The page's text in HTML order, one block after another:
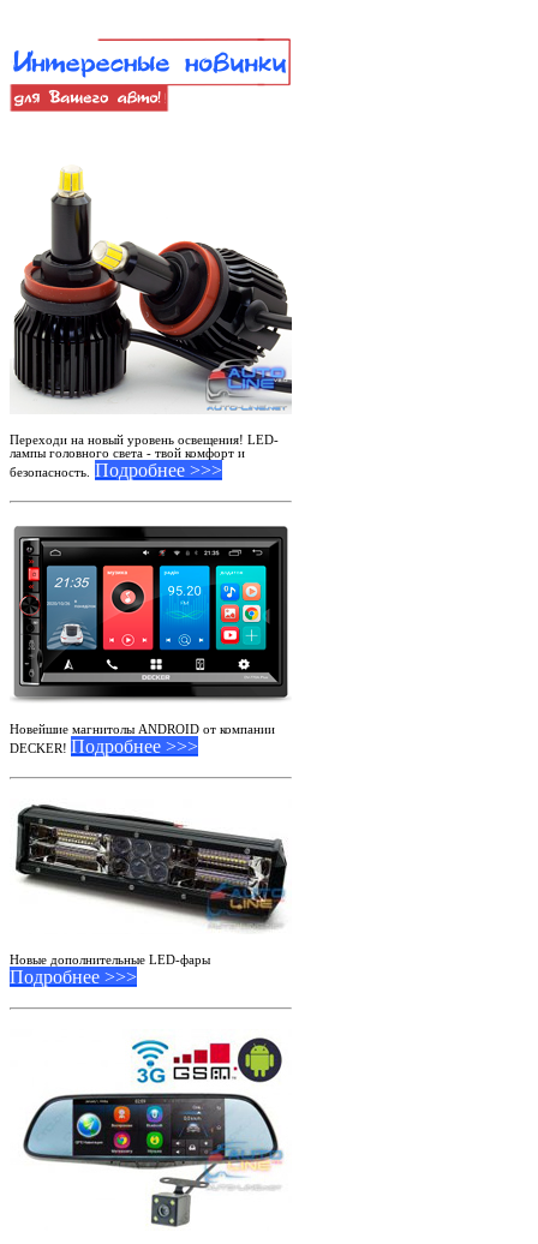
Переходи на новый уровень освещения! LED-
лампы головного света - твой комфорт и
безопасность.
Подробнее >>>
Новейшие магнитолы ANDROID от компании
DECKER! Подробнее >>>
Новые дополнительные LED-фары
Подробнее >>>